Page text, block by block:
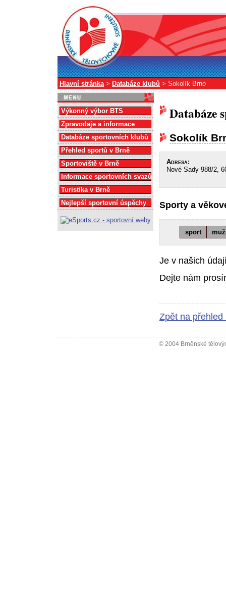
Hlavní stránka> Databáze klubů > Sokolík Brno
Databáze
Sokolík
Adresa:
Nové Sady 988/2,
Sporty a
sport
Je v našich
Dejte nám
Zpět na přehled
Výkonný výbor BTS
Zpravodaje a informace
Databáze sportovních klubů
Přehled sportů v Brně
Sportoviště v Brně
Informace sportovních svazů
Turistika v Brně
Nejlepší sportovní úspěchy
© 2004 Brněnské